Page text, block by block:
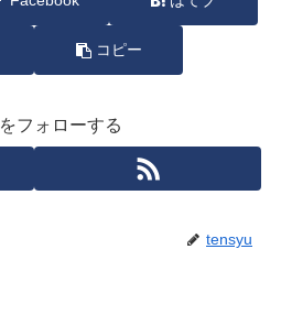
コピー
フォローする
tensyu